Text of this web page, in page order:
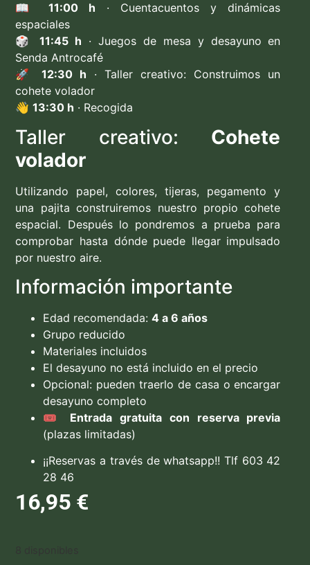
📖 11:00 h · Cuentacuentos y dinámicas
espaciales
🎲11:45 h · Juegos de mesa y desayuno en
Senda Antrocafé
🚀 12:30 h · Taller creativo: Construimos un
cohete volador
👋13:30 h · Recogida
Taller creativo: Cohete
volador
Utilizando papel, colores, tijeras, pegamento y
una pajita construiremos nuestro propio cohete
espacial. Después lo pondremos a prueba para
comprobar hasta dónde puede llegar impulsado
por nuestro aire.
Información importante
Edad recomendada:4 a 6 años
Grupo reducido
Materiales incluidos
El desayuno no está incluido en el precio
Opcional: pueden traerlo de casa o encargar
desayuno completo
🎟️ Entrada gratuita con reserva previa
(plazas limitadas)
¡¡Reservas a través de whatsapp!! Tlf 603 42
28 46
16,95 €